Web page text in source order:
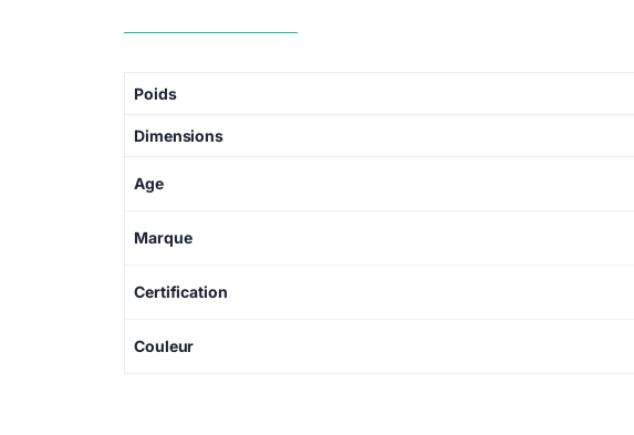
Poids
Dimensions
Age
Marque
Certification
Couleur